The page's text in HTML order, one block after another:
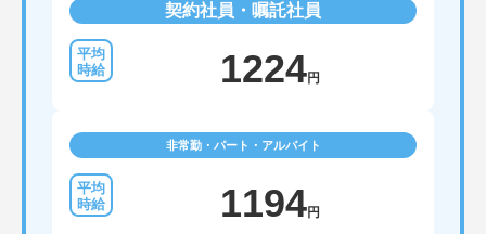
契約社員・嘱託社員
1224円
非常勤・パート・アルバイト
1194円